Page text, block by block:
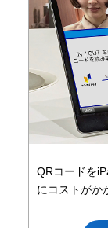
QRコードを
にコストがか